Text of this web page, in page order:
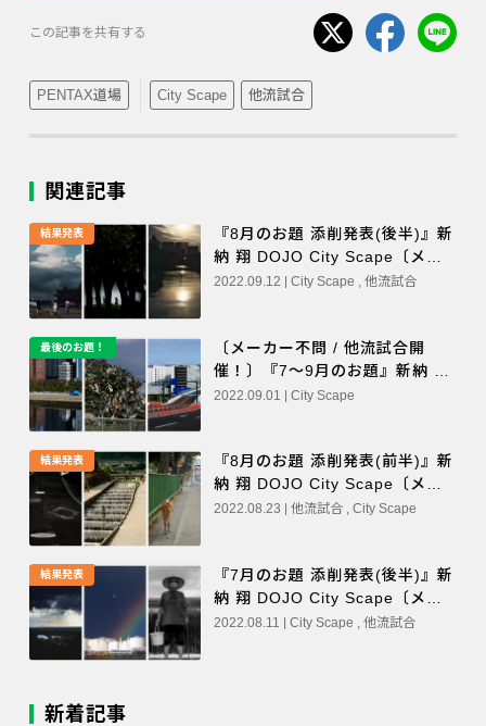
PENTAX道場 City Scape 他流試合
この記事を共有する
関連記事
結果発表
『8月のお題 添削発表(後半)』新
納 翔 DOJO City Scape〔メー
カー不問 / 他流試合〕
2022.09.12 | City Scape , 他流試合
最後のお題！
〔メーカー不問 / 他流試合開
催！〕『7～9月のお題』新納 翔
DOJO City Scape
2022.09.01 | City Scape
結果発表
『8月のお題 添削発表(前半)』新
納 翔 DOJO City Scape〔メー
カー不問 / 他流試合〕
2022.08.23 | 他流試合 , City Scape
結果発表
『7月のお題 添削発表(後半)』新
納 翔 DOJO City Scape〔メー
カー不問 / 他流試合〕
2022.08.11 | City Scape , 他流試合
新着記事